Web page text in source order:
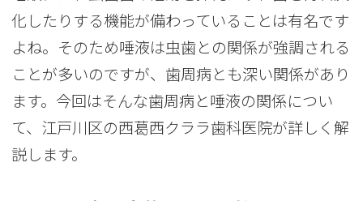
化したりする機能が備わっていることは有名です
よね。そのため唾液は虫歯との関係が強調される
ことが多いのですが、歯周病とも深い関係があり
ます。今回はそんな歯周病と唾液の関係につい
て、江戸川区の西葛西クララ歯科医院が詳しく解
説します。